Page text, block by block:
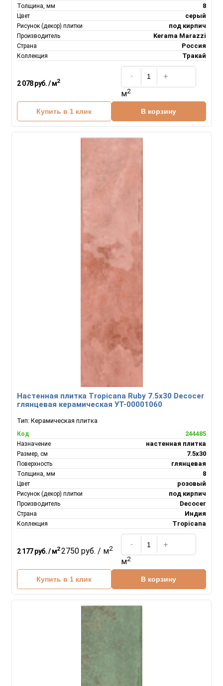
Толщина, мм 8
Цвет серый
Рисунок (декор) плитки под кирпич
Производитель Kerama Marazzi
Страна Россия
Коллекция Тракай
2 078 руб. / м2
м2
Купить в 1 клик В корзину
Настенная плитка Tropicana Ruby 7.5х30 Decocer
глянцевая керамическая УТ-00001060
Тип: Керамическая плитка
Код 244485
Назначение настенная плитка
Размер, см 7.5х30
Поверхность глянцевая
Толщина, мм 8
Цвет розовый
Рисунок (декор) плитки под кирпич
Производитель Decocer
Страна Индия
Коллекция Tropicana
2 177 руб. / м22750 руб. / м2
м2
Купить в 1 клик В корзину